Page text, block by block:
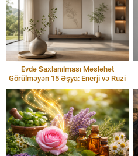
Evdə Saxlanılması Məsləhət
Görülməyən 15 Əşya: Enerji və Ruzi